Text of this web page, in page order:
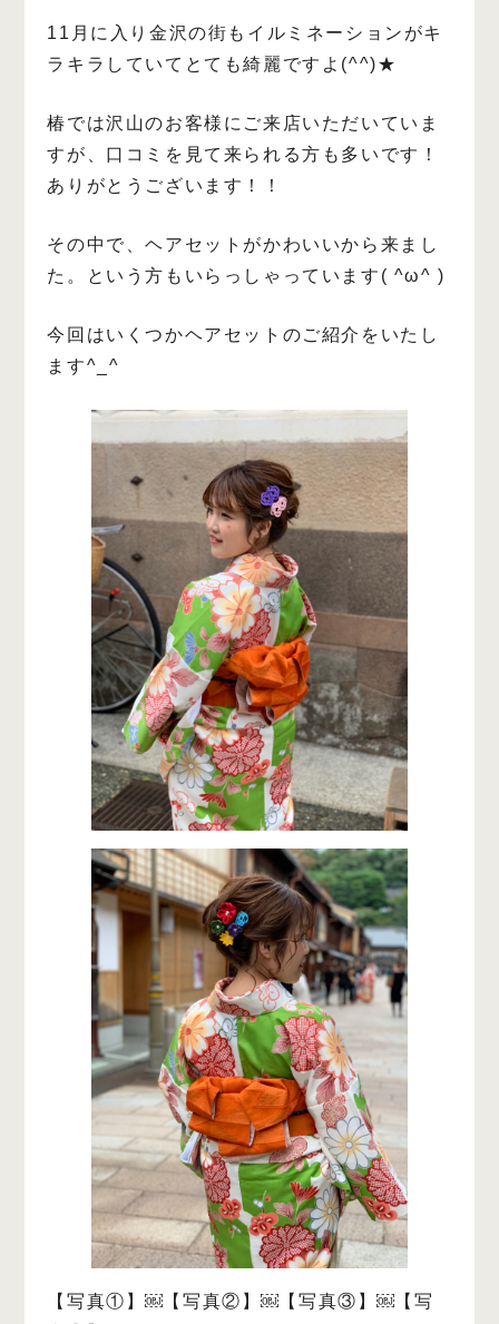
11月に入り金沢の街もイルミネーションがキ
ラキラしていてとても綺麗ですよ(^^)★
椿では沢山のお客様にご来店いただいていま
すが、口コミを見て来られる方も多いです！
ありがとうございます！！
その中で、ヘアセットがかわいいから来まし
た。という方もいらっしゃっています( ^ω^ )
今回はいくつかヘアセットのご紹介をいたし
ます^_^
【写真①】￼ 【写真②】￼ 【写真③】￼ 【写